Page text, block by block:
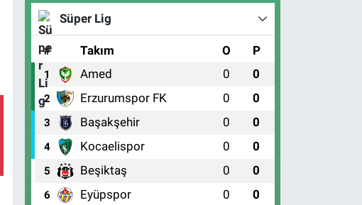
Süper Lig
# Takım O P
1 Amed 0 0
2 Erzurumspor FK 0 0
3 Başakşehir 0 0
4 Kocaelispor 0 0
5 Beşiktaş 0 0
6 Eyüpspor 0 0